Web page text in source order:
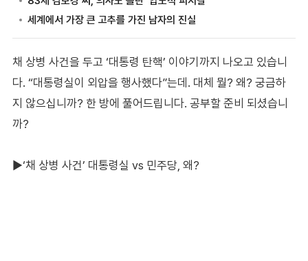
채 상병 사건을 두고 ‘대통령 탄핵’ 이야기까지 나오고 있습니
다. “대통령실이 외압을 행사했다”는데. 대체 뭘? 왜? 궁금하
지 않으십니까? 한 방에 풀어드립니다. 공부할 준비 되셨습니
까?
▶‘채 상병 사건’ 대통령실 vs 민주당, 왜?